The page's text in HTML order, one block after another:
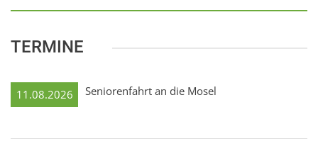
TERMINE
11.08.2026 Seniorenfahrt an die Mosel